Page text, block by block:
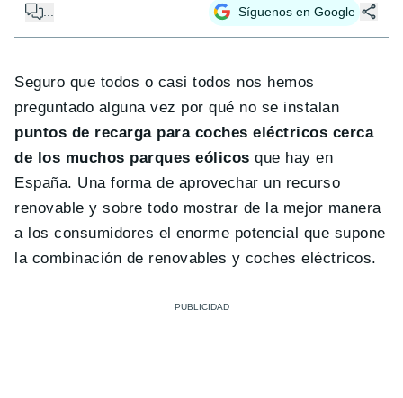
Síguenos en Google
Seguro que todos o casi todos nos hemos
preguntado alguna vez por qué no se instalan
puntos de recarga para coches eléctricos cerca
de los muchos parques eólicos que hay en
España. Una forma de aprovechar un recurso
renovable y sobre todo mostrar de la mejor manera
a los consumidores el enorme potencial que supone
la combinación de renovables y coches eléctricos.